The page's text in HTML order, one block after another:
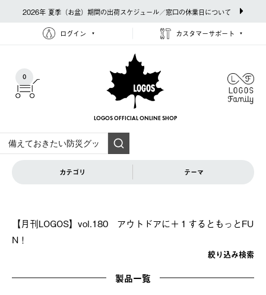
2026年 夏季（お盆）期間の出荷スケジュール／窓口の休業日について
ログイン カスタマーサポート
0
LOGOS OFFICIAL ONLINE SHOP
カテゴリ テーマ
絞り込み検索
【月刊LOGOS】vol.180 アウトドアに＋１するともっとFU
N！
製品一覧